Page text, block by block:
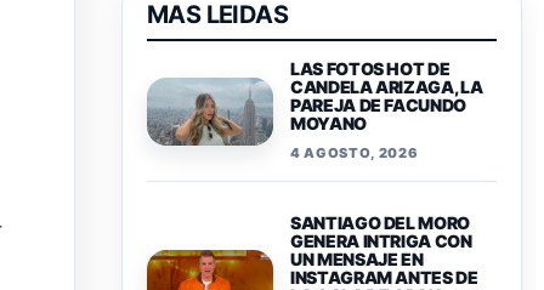
MAS LEIDAS
LAS FOTOS HOT DE
CANDELA ARIZAGA, LA
PAREJA DE FACUNDO
MOYANO
4 AGOSTO, 2026
SANTIAGO DEL MORO
GENERA INTRIGA CON
UN MENSAJE EN
INSTAGRAM ANTES DE